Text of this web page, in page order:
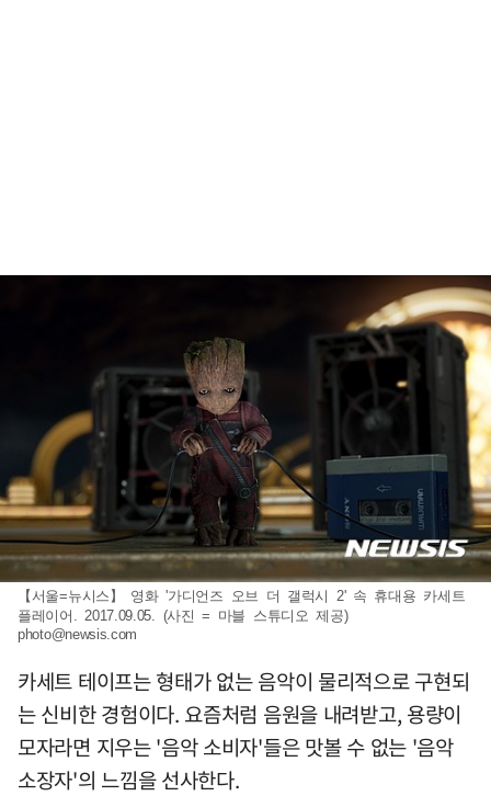
【서울=뉴시스】 영화 '가디언즈 오브 더 갤럭시 2' 속 휴대용 카세트
플레이어. 2017.09.05. (사진 = 마블 스튜디오 제공)
photo@newsis.com
카세트 테이프는 형태가 없는 음악이 물리적으로 구현되
는 신비한 경험이다. 요즘처럼 음원을 내려받고, 용량이
모자라면 지우는 '음악 소비자'들은 맛볼 수 없는 '음악
소장자'의 느낌을 선사한다.